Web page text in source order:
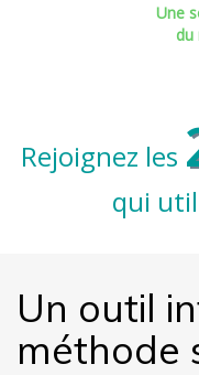
Une
du
Rejoignez les
qui
Un outil
méthode